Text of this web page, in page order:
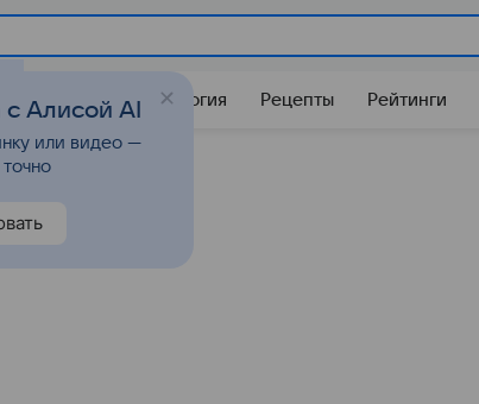
жизни Психология Рецепты Рейтинги
Алисой AI
или видео —